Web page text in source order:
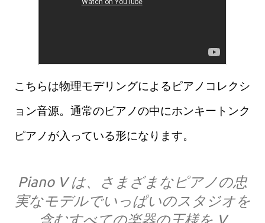
こちらは物理モデリングによるピアノコレクシ
ョン音源。通常のピアノの中にホンキートンク
ピアノが入っている形になります。
Piano V は、さまざまなピアノの忠
実なモデルでいっぱいのスタジオを